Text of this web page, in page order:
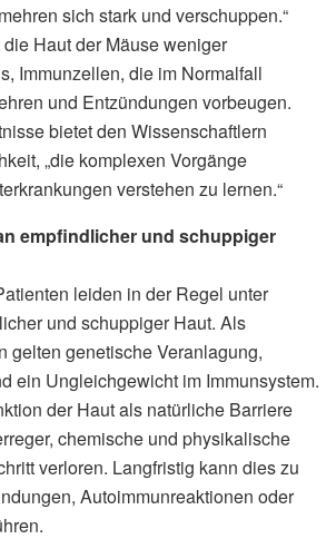
sich stark und verschuppen.“
Haut der Mäuse weniger
Immunzellen, die im Normalfall
und Entzündungen vorbeugen.
bietet den Wissenschaftlern
„die komplexen Vorgänge
verstehen zu lernen.“
empfindlicher und schuppiger
leiden in der Regel unter
und schuppiger Haut. Als
gelten genetische Veranlagung,
ein Ungleichgewicht im Immunsystem.
der Haut als natürliche Barriere
chemische und physikalische
verloren. Langfristig kann dies zu
Autoimmunreaktionen oder